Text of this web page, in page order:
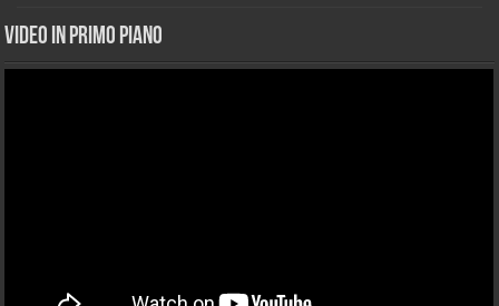
Video in primo piano